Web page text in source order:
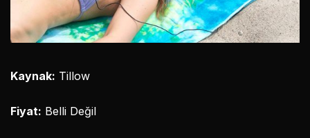
Kaynak: Tillow
Fiyat: Belli Değil